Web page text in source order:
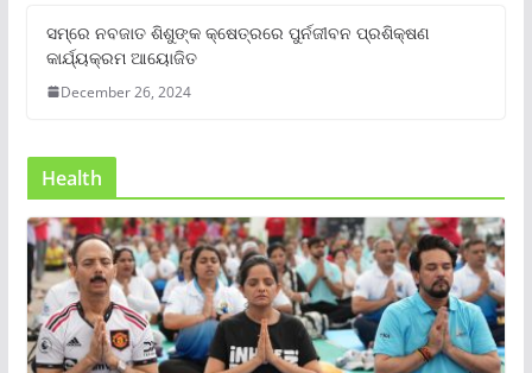
ସମ୍‌ରେ ନବଜାତ ଶିଶୁଙ୍କ କ୍ଷେତ୍ରରେ ପୁର୍ନଜୀବନ ପ୍ରଶିକ୍ଷଣ
କାର୍ଯ୍ୟକ୍ରମ ଆୟୋଜିତ
December 26, 2024
Health